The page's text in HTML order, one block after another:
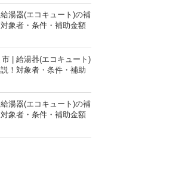
湯器(エコキュート)の補
象者・条件・補助金額
市 | 給湯器(エコキュート)
！対象者・条件・補助
湯器(エコキュート)の補
象者・条件・補助金額